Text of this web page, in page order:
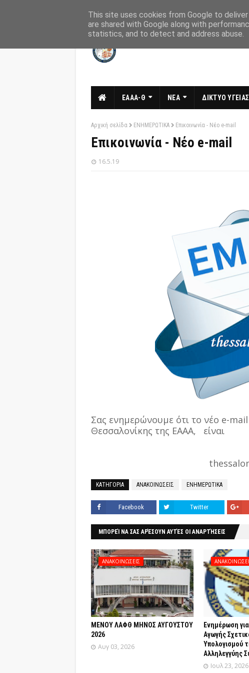
ΕΑΑΑ-Θ ΝΕΑ ΔΙΚΤΥΟ ΥΓΕΙΑΣ
Αρχική σελίδα ΕΝΗΜΕΡΩΤΙΚΑ Επικοινωνία - Νέο e-mail
Επικοινωνία - Νέο e-mail
16.5.19
Σας ενημερώνουμε ότι το νέο e-
Θεσσαλονίκης της ΕΑΑΑ, είναι
ΚΑΤΗΓΟΡΙΑ ΑΝΑΚΟΙΝΩΣΕΙΣ ΕΝΗΜΕΡΩΤΙΚΑ
Facebook Twitter
ΜΠΟΡΕΊ ΝΑ ΣΑΣ ΑΡΈΣΟΥΝ ΑΥΤΈΣ ΟΙ ΑΝΑΡΤΉΣΕΙΣ
ΑΝΑΚΟΙΝΩΣΕΙΣ
ΜΕΝΟΥ ΛΑΦΘ ΜΗΝΟΣ ΑΥΓΟΥΣΤΟΥ
2026
Αυγ 03, 2026
Ενημέρωση
Αγωγής
Yπολογισμού
Αλληλεγγύης
Ιουλ 23, 2026
This site uses cookies from Google to
are shared with Google along with
statistics, and to detect and address abuse.